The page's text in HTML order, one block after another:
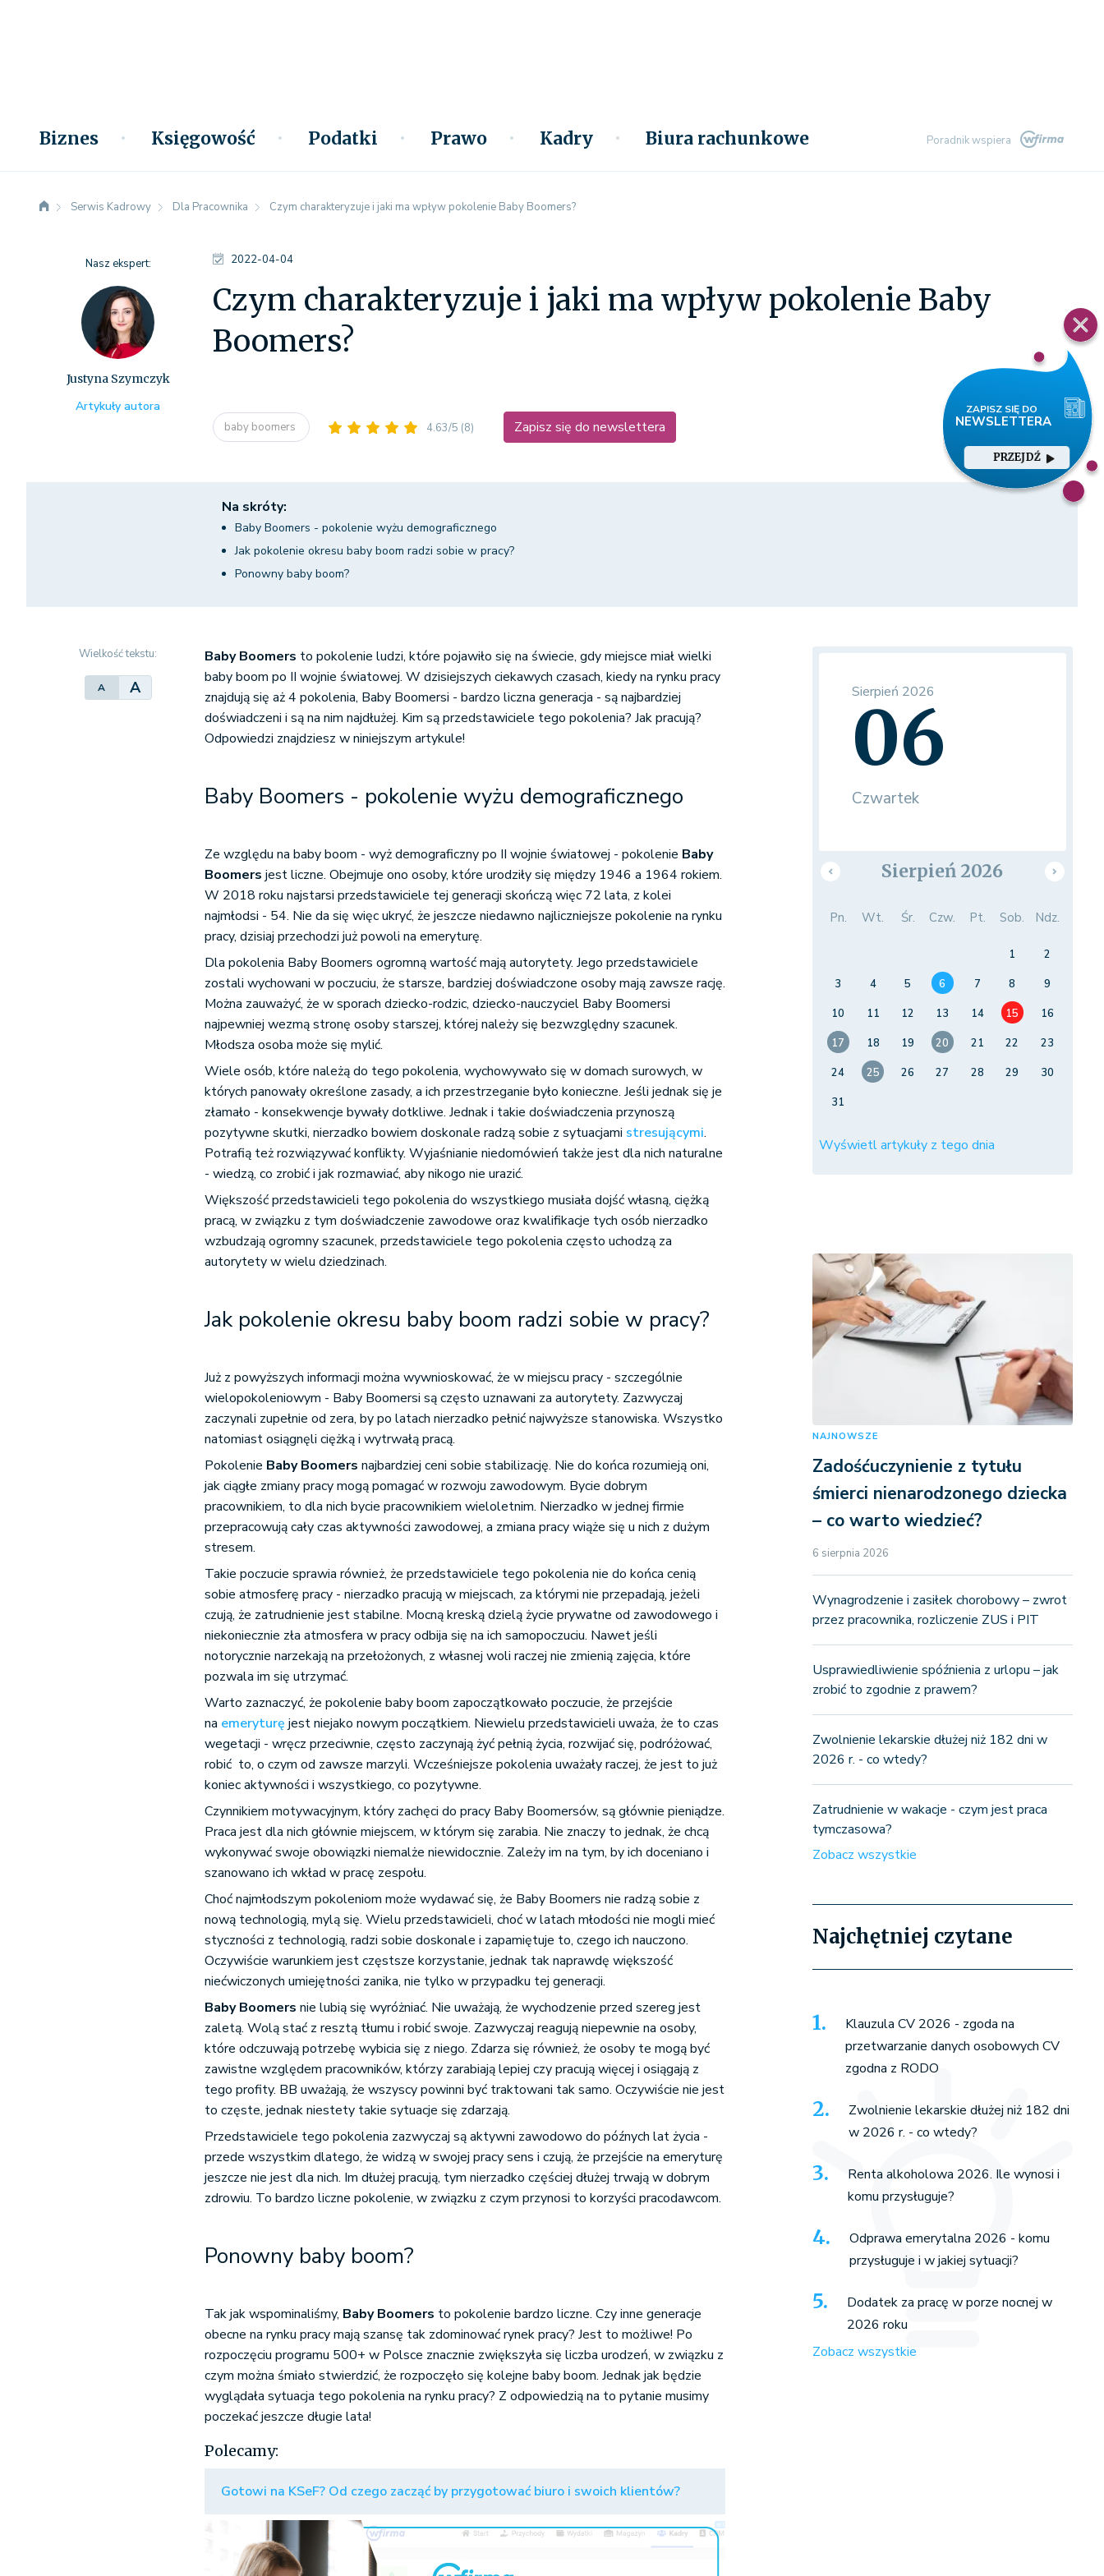
Biznes Księgowość Podatki Prawo Kadry Biura rachunkowe Poradnik wspiera
PRZEJDŹ
Serwis Kadrowy Dla Pracownika Czym charakteryzuje i jaki ma wpływ pokolenie Baby Boomers?
2022-04-04
Czym charakteryzuje i jaki ma wpływ pokolenie Baby
Boomers?
baby boomers 4.63/5 (8) Zapisz się do newslettera
Nasz ekspert:
Justyna Szymczyk
Artykuły autora
Na skróty:
Baby Boomers - pokolenie wyżu demograficznego
Jak pokolenie okresu baby boom radzi sobie w pracy?
Ponowny baby boom?
Wielkość tekstu:
A A
Baby Boomers to pokolenie ludzi, które pojawiło się na świecie, gdy miejsce miał wielki
baby boom po II wojnie światowej. W dzisiejszych ciekawych czasach, kiedy na rynku pracy
znajdują się aż 4 pokolenia, Baby Boomersi - bardzo liczna generacja - są najbardziej
doświadczeni i są na nim najdłużej. Kim są przedstawiciele tego pokolenia? Jak pracują?
Odpowiedzi znajdziesz w niniejszym artykule!
Baby Boomers - pokolenie wyżu demograficznego
Ze względu na baby boom - wyż demograficzny po II wojnie światowej - pokolenie Baby
Boomers jest liczne. Obejmuje ono osoby, które urodziły się między 1946 a 1964 rokiem.
W 2018 roku najstarsi przedstawiciele tej generacji skończą więc 72 lata, z kolei
najmłodsi - 54. Nie da się więc ukryć, że jeszcze niedawno najliczniejsze pokolenie na rynku
pracy, dzisiaj przechodzi już powoli na emeryturę.
Dla pokolenia Baby Boomers ogromną wartość mają autorytety. Jego przedstawiciele
zostali wychowani w poczuciu, że starsze, bardziej doświadczone osoby mają zawsze rację.
Można zauważyć, że w sporach dziecko-rodzic, dziecko-nauczyciel Baby Boomersi
najpewniej wezmą stronę osoby starszej, której należy się bezwzględny szacunek.
Młodsza osoba może się mylić.
Wiele osób, które należą do tego pokolenia, wychowywało się w domach surowych, w
których panowały określone zasady, a ich przestrzeganie było konieczne. Jeśli jednak się je
złamało - konsekwencje bywały dotkliwe. Jednak i takie doświadczenia przynoszą
pozytywne skutki, nierzadko bowiem doskonale radzą sobie z sytuacjami stresującymi.
Potrafią też rozwiązywać konflikty. Wyjaśnianie niedomówień także jest dla nich naturalne
- wiedzą, co zrobić i jak rozmawiać, aby nikogo nie urazić.
Większość przedstawicieli tego pokolenia do wszystkiego musiała dojść własną, ciężką
pracą, w związku z tym doświadczenie zawodowe oraz kwalifikacje tych osób nierzadko
wzbudzają ogromny szacunek, przedstawiciele tego pokolenia często uchodzą za
autorytety w wielu dziedzinach.
Jak pokolenie okresu baby boom radzi sobie w pracy?
Już z powyższych informacji można wywnioskować, że w miejscu pracy - szczególnie
wielopokoleniowym - Baby Boomersi są często uznawani za autorytety. Zazwyczaj
zaczynali zupełnie od zera, by po latach nierzadko pełnić najwyższe stanowiska. Wszystko
natomiast osiągnęli ciężką i wytrwałą pracą.
Pokolenie Baby Boomers najbardziej ceni sobie stabilizację. Nie do końca rozumieją oni,
jak ciągłe zmiany pracy mogą pomagać w rozwoju zawodowym. Bycie dobrym
pracownikiem, to dla nich bycie pracownikiem wieloletnim. Nierzadko w jednej firmie
przepracowują cały czas aktywności zawodowej, a zmiana pracy wiąże się u nich z dużym
stresem.
Takie poczucie sprawia również, że przedstawiciele tego pokolenia nie do końca cenią
sobie atmosferę pracy - nierzadko pracują w miejscach, za którymi nie przepadają, jeżeli
czują, że zatrudnienie jest stabilne. Mocną kreską dzielą życie prywatne od zawodowego i
niekoniecznie zła atmosfera w pracy odbija się na ich samopoczuciu. Nawet jeśli
notorycznie narzekają na przełożonych, z własnej woli raczej nie zmienią zajęcia, które
pozwala im się utrzymać.
Warto zaznaczyć, że pokolenie baby boom zapoczątkowało poczucie, że przejście
na emeryturę jest niejako nowym początkiem. Niewielu przedstawicieli uważa, że to czas
wegetacji - wręcz przeciwnie, często zaczynają żyć pełnią życia, rozwijać się, podróżować,
robić to, o czym od zawsze marzyli. Wcześniejsze pokolenia uważały raczej, że jest to już
koniec aktywności i wszystkiego, co pozytywne.
Czynnikiem motywacyjnym, który zachęci do pracy Baby Boomersów, są głównie pieniądze.
Praca jest dla nich głównie miejscem, w którym się zarabia. Nie znaczy to jednak, że chcą
wykonywać swoje obowiązki niemalże niewidocznie. Zależy im na tym, by ich doceniano i
szanowano ich wkład w pracę zespołu.
Choć najmłodszym pokoleniom może wydawać się, że Baby Boomers nie radzą sobie z
nową technologią, mylą się. Wielu przedstawicieli, choć w latach młodości nie mogli mieć
styczności z technologią, radzi sobie doskonale i zapamiętuje to, czego ich nauczono.
Oczywiście warunkiem jest częstsze korzystanie, jednak tak naprawdę większość
niećwiczonych umiejętności zanika, nie tylko w przypadku tej generacji.
Baby Boomers nie lubią się wyróżniać. Nie uważają, że wychodzenie przed szereg jest
zaletą. Wolą stać z resztą tłumu i robić swoje. Zazwyczaj reagują niepewnie na osoby,
które odczuwają potrzebę wybicia się z niego. Zdarza się również, że osoby te mogą być
zawistne względem pracowników, którzy zarabiają lepiej czy pracują więcej i osiągają z
tego profity. BB uważają, że wszyscy powinni być traktowani tak samo. Oczywiście nie jest
to częste, jednak niestety takie sytuacje się zdarzają.
Przedstawiciele tego pokolenia zazwyczaj są aktywni zawodowo do późnych lat życia -
przede wszystkim dlatego, że widzą w swojej pracy sens i czują, że przejście na emeryturę
jeszcze nie jest dla nich. Im dłużej pracują, tym nierzadko częściej dłużej trwają w dobrym
zdrowiu. To bardzo liczne pokolenie, w związku z czym przynosi to korzyści pracodawcom.
Ponowny baby boom?
Tak jak wspominaliśmy, Baby Boomers to pokolenie bardzo liczne. Czy inne generacje
obecne na rynku pracy mają szansę tak zdominować rynek pracy? Jest to możliwe! Po
rozpoczęciu programu 500+ w Polsce znacznie zwiększyła się liczba urodzeń, w związku z
czym można śmiało stwierdzić, że rozpoczęło się kolejne baby boom. Jednak jak będzie
wyglądała sytuacja tego pokolenia na rynku pracy? Z odpowiedzią na to pytanie musimy
poczekać jeszcze długie lata!
Polecamy:
Gotowi na KSeF? Od czego zacząć by przygotować biuro i swoich klientów?
Sierpień 2026
06
Czwartek
Sierpień 2026
Pn. Wt. Śr. Czw. Pt. Sob. Ndz.
1
2
3
4 5 6 7 8
9
10
11 12 13 14 15
16
17
18 19 20 21 22
23
24
25 26 27 28 29
30
31
Wyświetl artykuły z tego dnia
NAJNOWSZE
Zadośćuczynienie z tytułu
śmierci nienarodzonego dziecka
– co warto wiedzieć?
6 sierpnia 2026
Wynagrodzenie i zasiłek chorobowy – zwrot
przez pracownika, rozliczenie ZUS i PIT
Usprawiedliwienie spóźnienia z urlopu – jak
zrobić to zgodnie z prawem?
Zwolnienie lekarskie dłużej niż 182 dni w
2026 r. - co wtedy?
Zatrudnienie w wakacje - czym jest praca
tymczasowa?
Zobacz wszystkie
Najchętniej czytane
Klauzula CV 2026 - zgoda na
przetwarzanie danych osobowych CV
zgodna z RODO
Zwolnienie lekarskie dłużej niż 182 dni
w 2026 r. - co wtedy?
Renta alkoholowa 2026. Ile wynosi i
komu przysługuje?
Odprawa emerytalna 2026 - komu
przysługuje i w jakiej sytuacji?
Dodatek za pracę w porze nocnej w
2026 roku
Zobacz wszystkie